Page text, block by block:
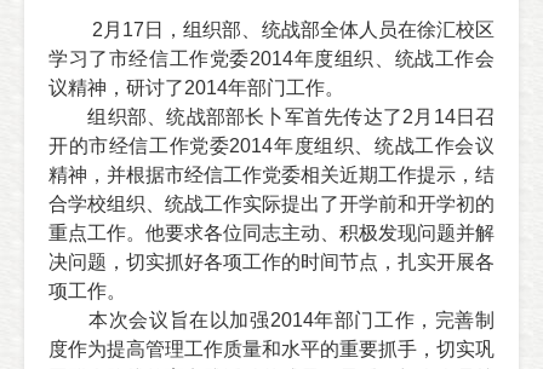
2月17日，组织部、统战部全体人员在徐汇校区
学习了市经信工作党委2014年度组织、统战工作会
议精神，研讨了2014年部门工作。
组织部、统战部部长卜军首先传达了2月14日召
开的市经信工作党委2014年度组织、统战工作会议
精神，并根据市经信工作党委相关近期工作提示，结
合学校组织、统战工作实际提出了开学前和开学初的
重点工作。他要求各位同志主动、积极发现问题并解
决问题，切实抓好各项工作的时间节点，扎实开展各
项工作。
本次会议旨在以加强2014年部门工作，完善制
度作为提高管理工作质量和水平的重要抓手，切实巩